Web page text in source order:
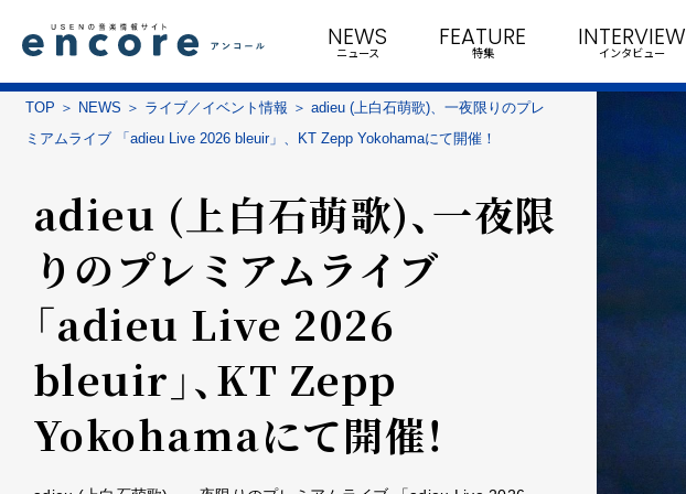
NEWS
ニュース
FEATURE
特集
INTERVIEW
インタビュー
TOP NEWS ライブ／イベント情報
adieu (上白石萌歌)、一夜限りのプレ
ミアムライブ 「adieu Live 2026 bleuir」、KT Zepp Yokohamaにて開催！
adieu (上白石萌歌)、一夜限
りのプレミアムライブ
「adieu Live 2026
bleuir」、KT Zepp
Yokohamaにて開催！